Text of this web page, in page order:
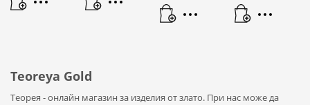
Teoreya Gold
Теорея - онлайн магазин за изделия от злато. При нас може да